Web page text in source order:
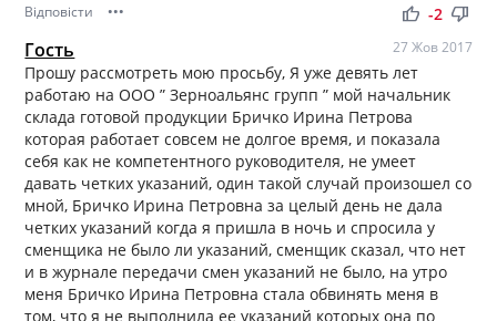
Відповісти ••• thumb_up thumb_down
-2
Гость 27 Жов 2017
Прошу рассмотреть мою просьбу, Я уже девять лет
работаю на ООО ” Зерноальянс групп ” мой начальник
склада готовой продукции Бричко Ирина Петрова
которая работает совсем не долгое время, и показала
себя как не компетентного руководителя, не умеет
давать четких указаний, один такой случай произошел со
мной, Бричко Ирина Петровна за целый день не дала
четких указаний когда я пришла в ночь и спросила у
сменщика не было ли указаний, сменщик сказал, что нет
и в журнале передачи смен указаний не было, на утро
меня Бричко Ирина Петровна стала обвинять меня в
том, что я не выполнила ее указаний которых она по